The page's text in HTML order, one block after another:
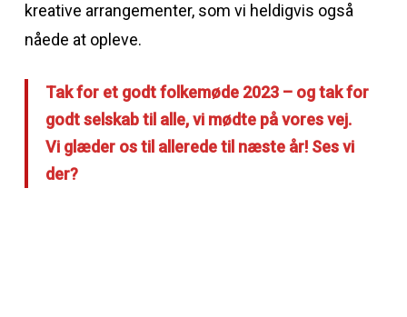
kreative arrangementer, som vi heldigvis også
nåede at opleve.
Tak for et godt folkemøde 2023 – og tak for
godt selskab til alle, vi mødte på vores vej.
Vi glæder os til allerede til næste år! Ses vi
der?